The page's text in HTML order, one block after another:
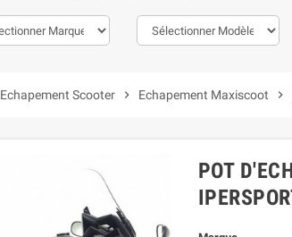
Echapement Scooter chevron_right Echapement Maxiscoot chevron_right
POT